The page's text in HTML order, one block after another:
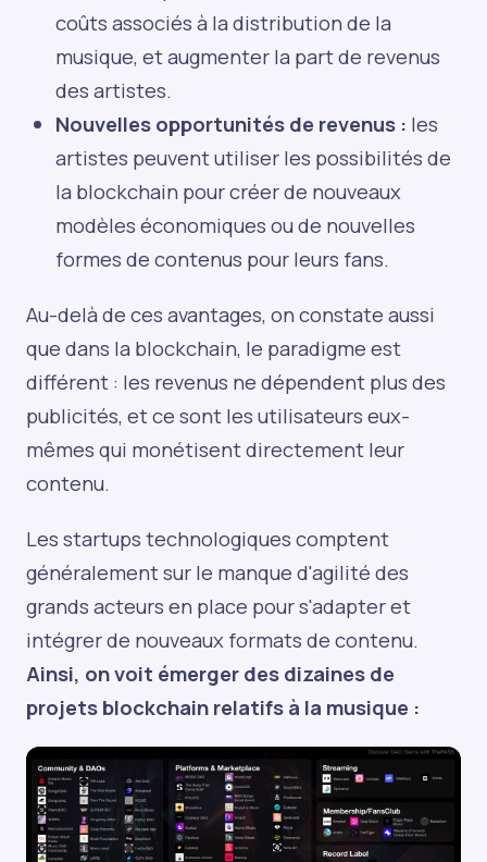
coûts associés à la distribution de la
musique, et augmenter la part de revenus
des artistes.
Nouvelles opportunités de revenus : les
artistes peuvent utiliser les possibilités de
la blockchain pour créer de nouveaux
modèles économiques ou de nouvelles
formes de contenus pour leurs fans.
Au-delà de ces avantages, on constate aussi
que dans la blockchain, le paradigme est
différent : les revenus ne dépendent plus des
publicités, et ce sont les utilisateurs eux-
mêmes qui monétisent directement leur
contenu.
Les startups technologiques comptent
généralement sur le manque d'agilité des
grands acteurs en place pour s'adapter et
intégrer de nouveaux formats de contenu.
Ainsi, on voit émerger des dizaines de
projets blockchain relatifs à la musique :